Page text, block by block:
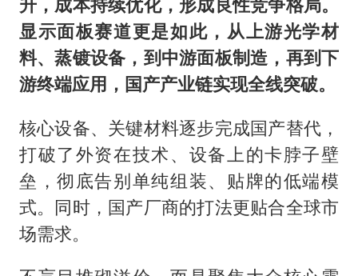
显示面板赛道更是如此，从上游光学材
料、蒸镀设备，到中游面板制造，再到下
游终端应用，国产产业链实现全线突破。
核心设备、关键材料逐步完成国产替代，
打破了外资在技术、设备上的卡脖子壁
垒，彻底告别单纯组装、贴牌的低端模
式。同时，国产厂商的打法更贴合全球市
场需求。